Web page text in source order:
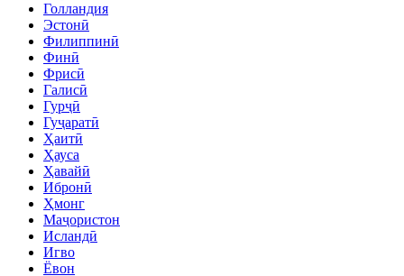
Голландия
Эстонӣ
Филиппинӣ
Финӣ
Фрисӣ
Галисӣ
Гурҷӣ
Гуҷаратӣ
Ҳаитӣ
Ҳауса
Ҳавайӣ
Ибронӣ
Ҳмонг
Маҷористон
Исландӣ
Игво
Ёвон